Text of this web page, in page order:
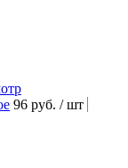
96 руб. / шт